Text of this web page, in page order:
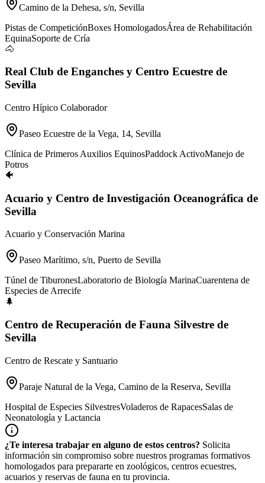
Camino de la Dehesa, s/n, Sevilla
Pistas de CompeticiónBoxes HomologadosÁrea de Rehabilitación
EquinaSoporte de Cría
🐴
Real Club de Enganches y Centro Ecuestre de
Sevilla
Centro Hípico Colaborador
Paseo Ecuestre de la Vega, 14, Sevilla
Clínica de Primeros Auxilios EquinosPaddock ActivoManejo de
Potros
🐠
Acuario y Centro de Investigación Oceanográfica de
Sevilla
Acuario y Conservación Marina
Paseo Marítimo, s/n, Puerto de Sevilla
Túnel de TiburonesLaboratorio de Biología MarinaCuarentena de
Especies de Arrecife
🌲
Centro de Recuperación de Fauna Silvestre de
Sevilla
Centro de Rescate y Santuario
Paraje Natural de la Vega, Camino de la Reserva, Sevilla
Hospital de Especies SilvestresVoladeros de RapacesSalas de
Neonatología y Lactancia
¿Te interesa trabajar en alguno de estos centros? Solicita
información sin compromiso sobre nuestros programas formativos
homologados para prepararte en zoológicos, centros ecuestres,
acuarios y reservas de fauna en tu provincia.